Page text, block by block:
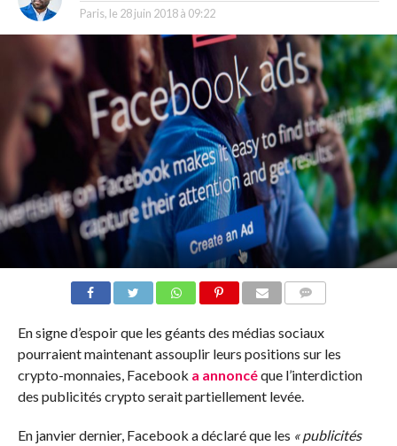
Paris, le 28 juin 2018 à 09:22
En signe d’espoir que les géants des médias sociaux
pourraient maintenant assouplir leurs positions sur les
crypto-monnaies, Facebook a annoncéque l’interdiction
des publicités crypto serait partiellement levée.
En janvier dernier, Facebook a déclaré que les « publicités